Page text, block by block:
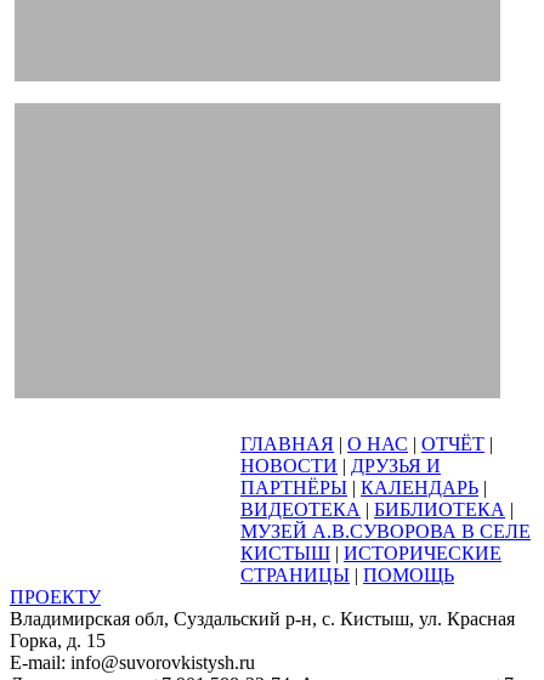
ГЛАВНАЯ | О НАС | ОТЧЁТ |
НОВОСТИ | ДРУЗЬЯ И
ПАРТНЁРЫ | КАЛЕНДАРЬ |
ВИДЕОТЕКА | БИБЛИОТЕКА |
МУЗЕЙ А.В.СУВОРОВА В СЕЛЕ
КИСТЫШ | ИСТОРИЧЕСКИЕ
СТРАНИЦЫ | ПОМОЩЬ
ПРОЕКТУ
Владимирская обл, Суздальский р-н, с. Кистыш, ул. Красная
Горка, д. 15
E-mail: info@suvorovkistysh.ru